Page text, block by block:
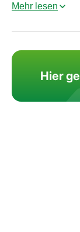
Mehr lesen
Hier